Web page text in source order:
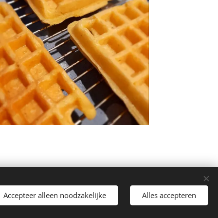
Accepteer alleen noodzakelijke Alles accepteren